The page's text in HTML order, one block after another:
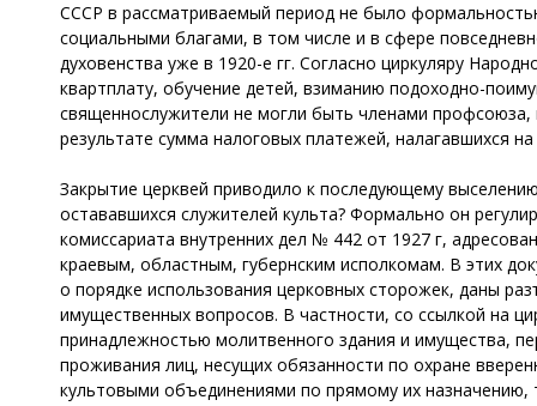
СССР в рассматриваемый период не было
социальными благами, в том числе и в сфере
духовенства уже в 1920-е гг. Согласно циркуляру
квартплату, обучение детей, взиманию подоходно-
священнослужители не могли быть членами
результате сумма налоговых платежей, налагавшихся
Закрытие церквей приводило к последующему
остававшихся служителей культа? Формально он
комиссариата внутренних дел № 442 от 1927 г,
краевым, областным, губернским исполкомам. В этих
о порядке использования церковных сторожек, даны
имущественных вопросов. В частности, со ссылкой на
принадлежностью молитвенного здания и имущества,
проживания лиц, несущих обязанности по охране
культовыми объединениями по прямому их назначению,